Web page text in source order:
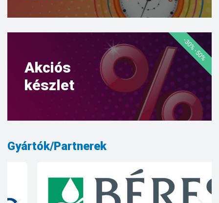
Akciós
készlet
-30% -50%
Gyártók/Partnerek